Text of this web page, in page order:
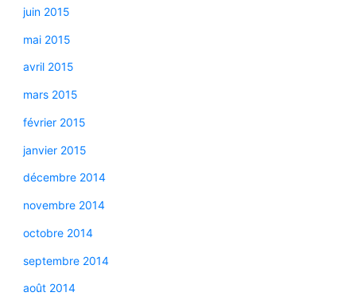
juin 2015
mai 2015
avril 2015
mars 2015
février 2015
janvier 2015
décembre 2014
novembre 2014
octobre 2014
septembre 2014
août 2014